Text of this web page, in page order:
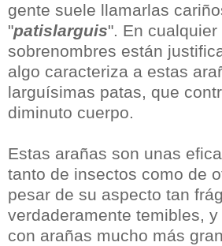
gente suele llamarlas
"patislarguis". En
sobrenombres están
algo caracteriza a estas
larguísimas patas, que
diminuto cuerpo.
Estas arañas son unas
tanto de insectos como de
pesar de su aspecto tan
verdaderamente temibles,
con arañas mucho más